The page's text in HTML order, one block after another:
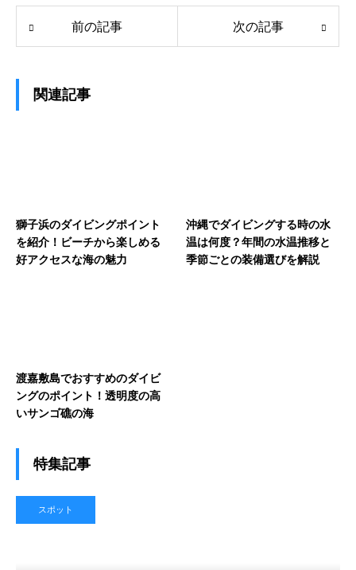
前の記事 次の記事
関連記事
獅子浜のダイビングポイント
を紹介！ビーチから楽しめる
好アクセスな海の魅力
沖縄でダイビングする時の水
温は何度？年間の水温推移と
季節ごとの装備選びを解説
渡嘉敷島でおすすめのダイビ
ングのポイント！透明度の高
いサンゴ礁の海
特集記事
スポット